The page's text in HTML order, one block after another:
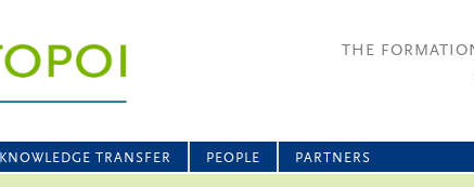
THE
KNOWLEDGE TRANSFER PEOPLE PARTNERS